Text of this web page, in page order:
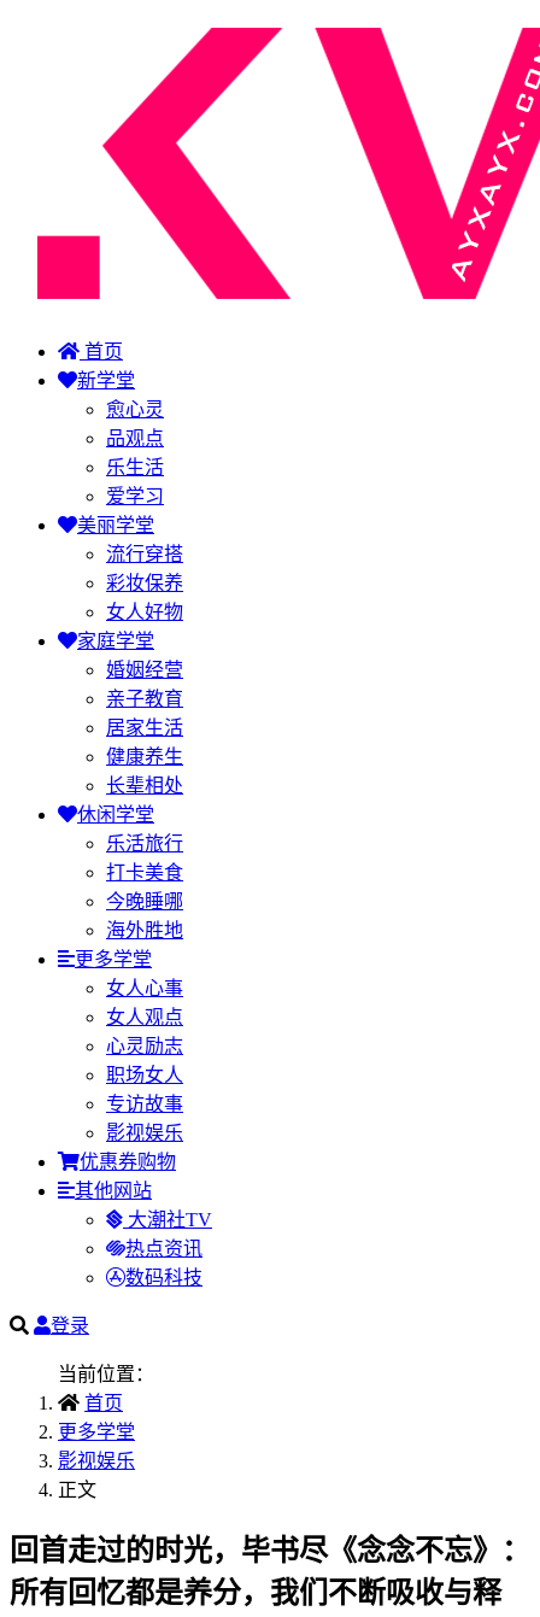
首页
新学堂
愈心灵
品观点
乐生活
爱学习
美丽学堂
流行穿搭
彩妆保养
女人好物
家庭学堂
婚姻经营
亲子教育
居家生活
健康养生
长辈相处
休闲学堂
乐活旅行
打卡美食
今晚睡哪
海外胜地
更多学堂
女人心事
女人观点
心灵励志
职场女人
专访故事
影视娱乐
优惠券购物
其他网站
大潮社TV
热点资讯
数码科技
登录
当前位置：
首页
更多学堂
影视娱乐
正文
回首走过的时光，毕书尽《念念不忘》：
所有回忆都是养分，我们不断吸收与释